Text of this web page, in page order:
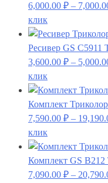
6,000.00 ₽ –
клик
Ресивер GS
3,600.00 ₽ –
клик
Комплект
7,590.00 ₽ –
клик
Комплект GS
7,090.00 ₽ –